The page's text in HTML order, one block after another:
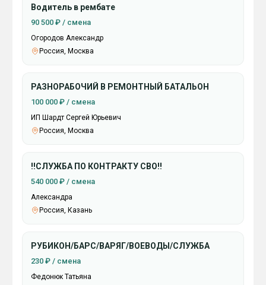
Водитель в рембате
90 500 ₽ / смена
Огородов Александр
Россия, Москва
РАЗНОРАБОЧИЙ В РЕМОНТНЫЙ БАТАЛЬОН
100 000 ₽ / смена
ИП Шардт Сергей Юрьевич
Россия, Москва
‼️СЛУЖБА ПО КОНТРАКТУ СВО‼️
540 000 ₽ / смена
Александра
Россия, Казань
РУБИКОН/БАРС/ВАРЯГ/ВОЕВОДЫ/СЛУЖБА
230 ₽ / смена
Федонюк Татьяна